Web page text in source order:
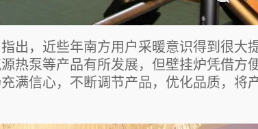
出，近些年南方用户采暖意识得到很大
热泵等产品有所发展，但壁挂炉凭借方
满信心，不断调节产品，优化品质，将